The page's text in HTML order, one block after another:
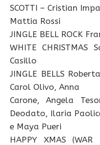
SCOTTI – Cristian
Mattia Rossi
JINGLE BELL ROCK
WHITE CHRISTMAS
Casillo
JINGLE BELLS
Carol Olivo, Anna
Carone, Angela
Deodato, Ilaria
e Maya Pueri
HAPPY XMAS